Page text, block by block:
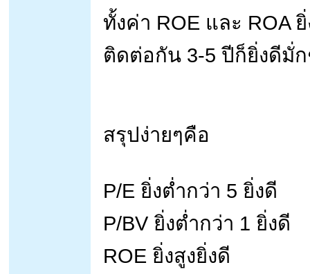
ทั้งค่า ROE และ ROA
ติดต่อกัน 3-5 ปีก็ยิ่งดีมั่ก
สรุปง่ายๆคือ
P/E ยิ่งต่ำกว่า 5 ยิ่งดี
P/BV ยิ่งต่ำกว่า 1 ยิ่งดี
ROE ยิ่งสูงยิ่งดี